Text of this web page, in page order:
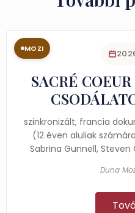
MOZI
SACRÉ
szinkronizált, francia
(12 éven aluliak
Sabrina Gunnell, Steven
Duna